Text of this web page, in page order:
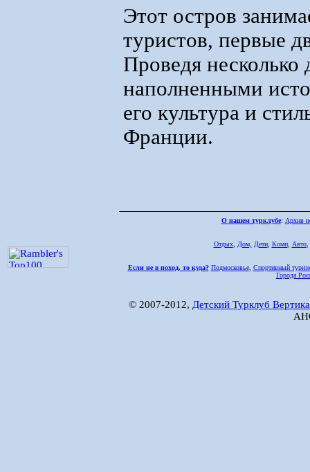
Этот остров
туристов, первые
Проведя
наполненными
его культура и
Франции.
О нашем турклубе: Архив
Отдых, Дом, Дети, Комп, Авто,
Если не в поход, то куда? Подмосковье, Спортивный
Города
© 2007-2012, Детский Турклуб